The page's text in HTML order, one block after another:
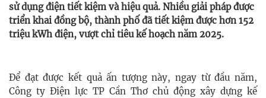
sử dụng điện tiết kiệm và hiệu quả. Nhiều giải pháp được
triển khai đồng bộ, thành phố đã tiết kiệm được hơn 152
triệu kWh điện, vượt chỉ tiêu kế hoạch năm 2025.
Để đạt được kết quả ấn tượng này, ngay từ đầu năm,
Công ty Điện lực TP Cần Thơ chủ động xây dựng kế